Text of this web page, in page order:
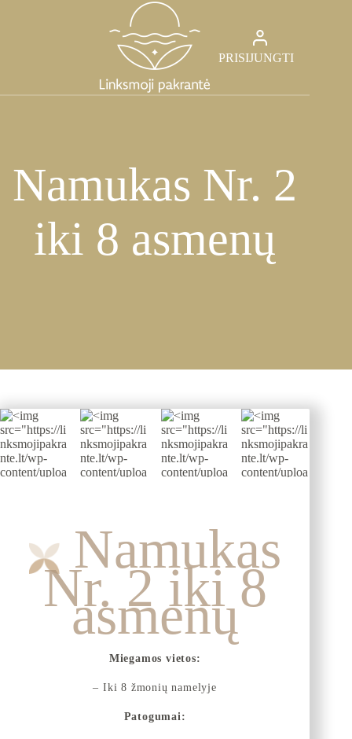
PRISIJUNGTI
Namukas Nr. 2
iki 8 asmenų
Namukas
Nr. 2 iki 8
asmenų
Miegamos vietos:
– Iki 8 žmonių namelyje
Patogumai: